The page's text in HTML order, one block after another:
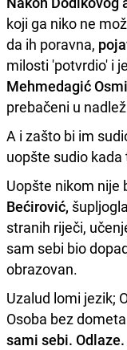
koji ga niko ne
da ih poravna,
milosti 'potvrdio' i
Mehmedagić
prebačeni u
A i zašto bi im
uopšte sudio
Uopšte nikom nije
Bećirović,
stranih riječi,
sam sebi bio
obrazovan.
Uzalud lomi jezik;
Osoba bez
sami sebi. Odlaze.